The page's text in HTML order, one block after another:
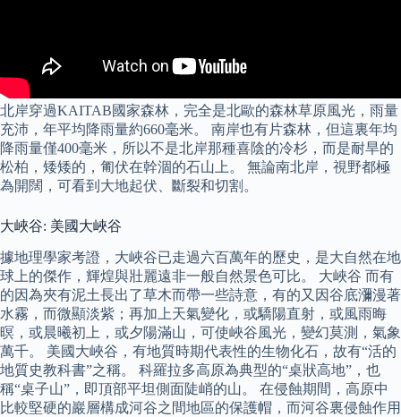
北岸穿過KAITAB國家森林，完全是北歐的森林草原風光，雨量
充沛，年平均降雨量約660毫米。 南岸也有片森林，但這裏年均
降雨量僅400毫米，所以不是北岸那種喜陰的冷杉，而是耐旱的
松柏，矮矮的，匍伏在幹涸的石山上。 無論南北岸，視野都極
為開闊，可看到大地起伏、斷裂和切割。
大峽谷: 美國大峽谷
據地理學家考證，大峽谷已走過六百萬年的歷史，是大自然在地
球上的傑作，輝煌與壯麗遠非一般自然景色可比。 大峽谷 而有
的因為夾有泥土長出了草木而帶一些詩意，有的又因谷底瀰漫著
水霧，而微顯淡紫；再加上天氣變化，或驕陽直射，或風雨晦
暝，或晨曦初上，或夕陽滿山，可使峽谷風光，變幻莫測，氣象
萬千。 美國大峽谷，有地質時期代表性的生物化石，故有“活的
地質史教科書”之稱。 科羅拉多高原為典型的“桌狀高地”，也
稱“桌子山”，即頂部平坦側面陡峭的山。 在侵蝕期間，高原中
比較堅硬的巖層構成河谷之間地區的保護帽，而河谷裏侵蝕作用